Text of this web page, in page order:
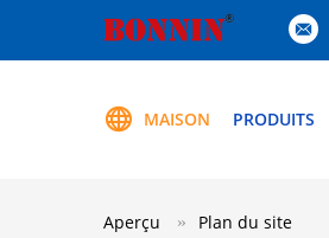
MAISON PRODUITS
Aperçu Plan du site